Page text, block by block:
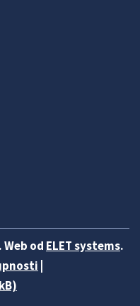
od ELET systems.